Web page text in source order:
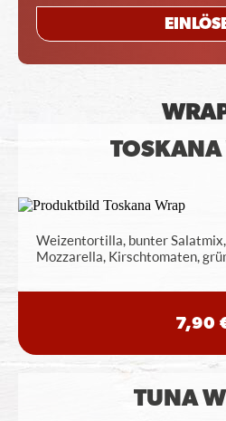
TOSKANA
Weizentortilla, bunter
Mozzarella, Kirschtomaten,
7,90
TUNA